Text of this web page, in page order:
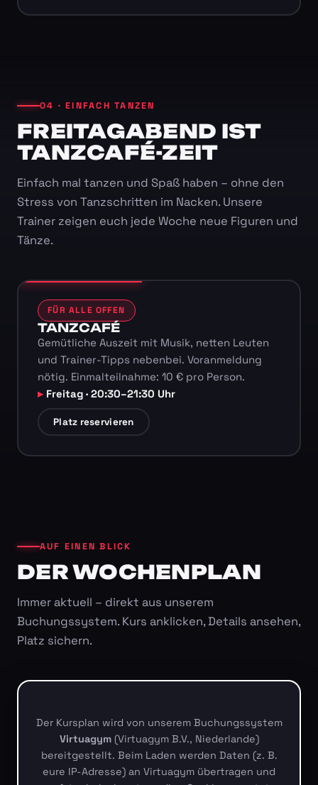
04 · EINFACH TANZEN
FREITAGABEND IST
TANZCAFÉ-ZEIT
Einfach mal tanzen und Spaß haben – ohne den
Stress von Tanzschritten im Nacken. Unsere
Trainer zeigen euch jede Woche neue Figuren und
Tänze.
FÜR ALLE OFFEN
TANZCAFÉ
Gemütliche Auszeit mit Musik, netten Leuten
und Trainer-Tipps nebenbei. Voranmeldung
nötig. Einmalteilnahme: 10 € pro Person.
Freitag · 20:30–21:30 Uhr
Platz reservieren
AUF EINEN BLICK
DER WOCHENPLAN
Immer aktuell – direkt aus unserem
Buchungssystem. Kurs anklicken, Details ansehen,
Platz sichern.
Der Kursplan wird von unserem Buchungssystem
Virtuagym(Virtuagym B.V., Niederlande)
bereitgestellt. Beim Laden werden Daten (z. B.
eure IP-Adresse) an Virtuagym übertragen und